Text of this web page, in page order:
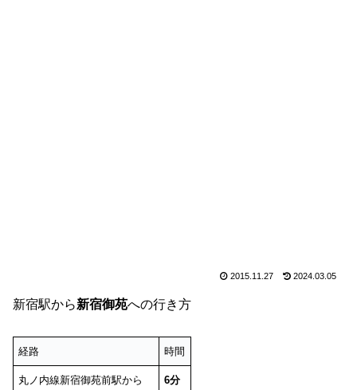
2015.11.27 2024.03.05
新宿駅から新宿御苑への行き方
経路 時間
丸ノ内線新宿御苑前駅から 6分